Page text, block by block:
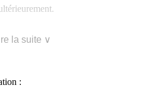
la suite ∨
: